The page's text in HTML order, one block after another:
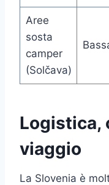
Aree
sosta
camper
(Solčava)
Logistica,
viaggio
La Slovenia è